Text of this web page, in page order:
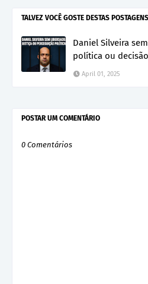
TALVEZ VOCÊ GOSTE DESTAS POSTAGENS
Daniel Silveira
política ou
April 01, 2025
POSTAR UM COMENTÁRIO
0 Comentários